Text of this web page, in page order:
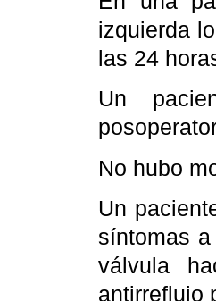
izquierda
las 24
Un
No hubo
Un
síntomas
válvula
antirreflujo